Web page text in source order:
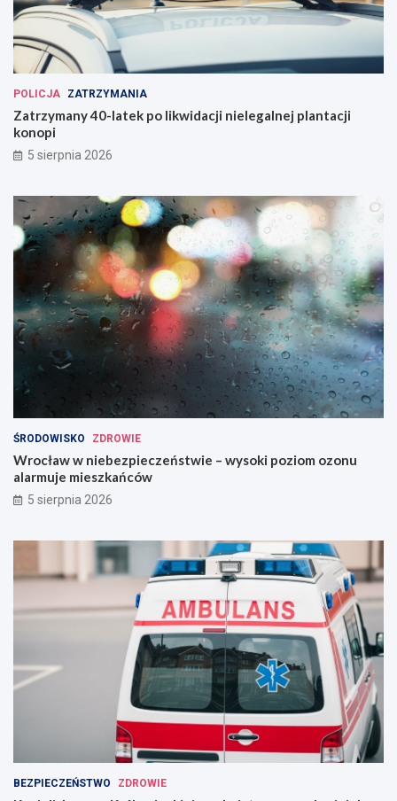
POLICJA ZATRZYMANIA
Zatrzymany 40-latek po likwidacji nielegalnej plantacji
konopi
5 sierpnia 2026
ŚRODOWISKO ZDROWIE
Wrocław w niebezpieczeństwie – wysoki poziom ozonu
alarmuje mieszkańców
5 sierpnia 2026
BEZPIECZEŃSTWO ZDROWIE